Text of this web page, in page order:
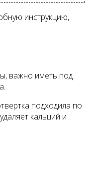
инструкцию,
важно иметь под
подходила по
кальций и